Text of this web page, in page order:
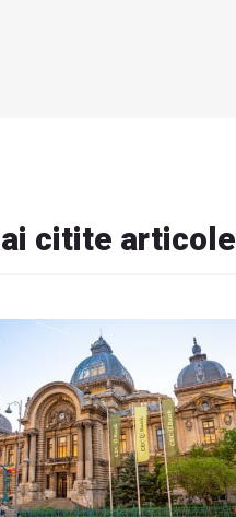
citite articole